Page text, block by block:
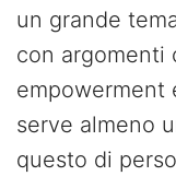
un grande
con argomenti
empowerment
serve almeno
questo di